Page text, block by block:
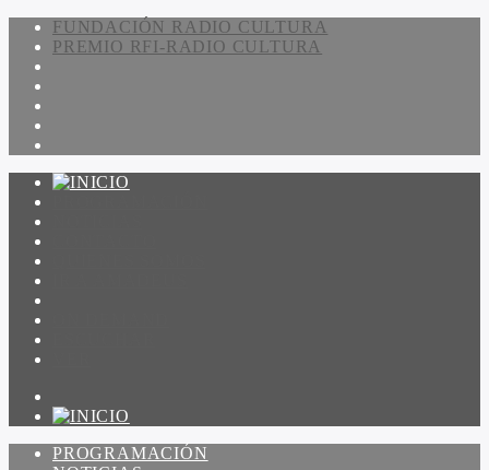
FUNDACIÓN RADIO CULTURA
PREMIO RFI-RADIO CULTURA
PROGRAMACIÓN